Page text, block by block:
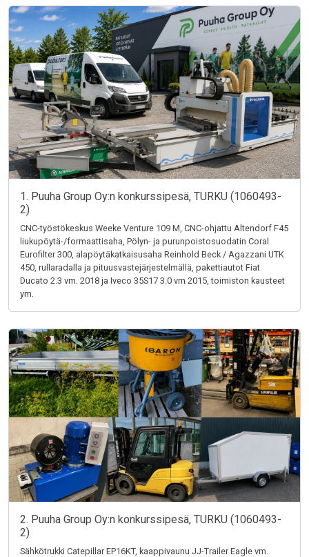
1. Puuha Group Oy:n konkurssipesä, TURKU (1060493-
2)
CNC-työstökeskus Weeke Venture 109 M, CNC-ohjattu Altendorf F45
liukupöytä-/formaattisaha, Pölyn- ja purunpoistosuodatin Coral
Eurofilter 300, alapöytäkatkaisusaha Reinhold Beck / Agazzani UTK
450, rullaradalla ja pituusvastejärjestelmällä, pakettiautot Fiat
Ducato 2.3 vm. 2018 ja Iveco 35S17 3.0 vm 2015, toimiston kausteet
ym.
2. Puuha Group Oy:n konkurssipesä, TURKU (1060493-
2)
Sähkötrukki Catepillar EP16KT, kaappivaunu JJ-Trailer Eagle vm.